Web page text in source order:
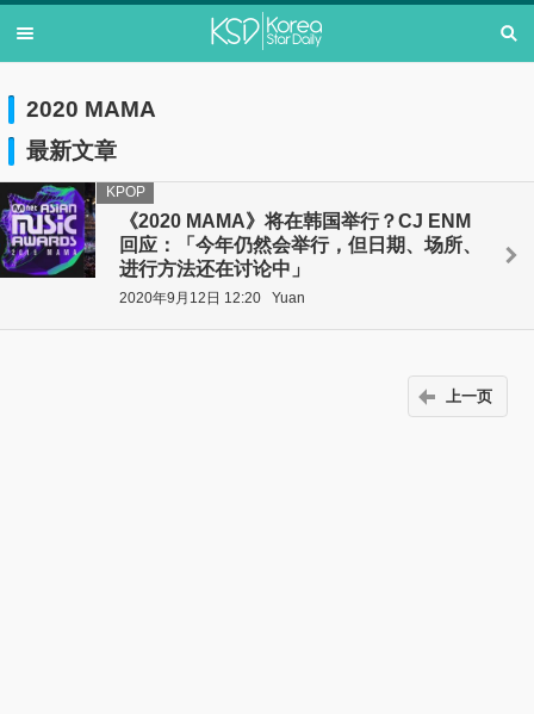
2020 MAMA
最新文章
《2020 MAMA》将在韩国举行？CJ ENM
回应：「今年仍然会举行，但日期、场所、
进行方法还在讨论中」
KPOP
2020年9月12日 12:20 Yuan
上一页